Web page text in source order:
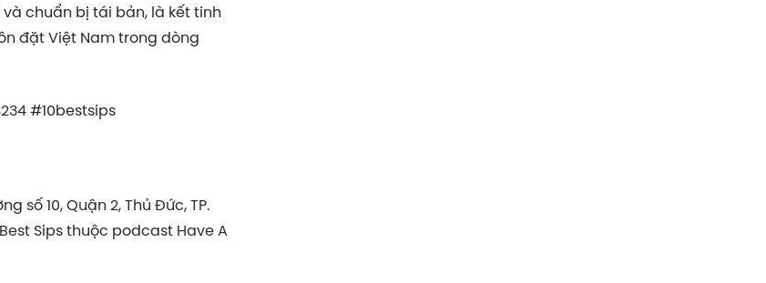
chuẩn bị tái bản, là kết tinh
đặt Việt Nam trong dòng
#10bestsips
số 10, Quận 2, Thủ Đức, TP.
Sips thuộc podcast Have A